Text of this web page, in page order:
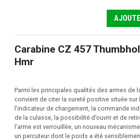
Carabine CZ 457
Hmr
Parmi les principales qualités des armes de
convient de citer la sureté positive située sur
l’indicateur de chargement, la commande
de la culasse, la possibilité d’ouvrir et de
l’arme est verrouillée, un nouveau
un percuteur dont le poids a été